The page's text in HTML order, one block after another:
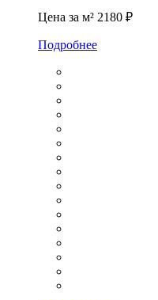
Цена за м² 2180 ₽
Подробнее